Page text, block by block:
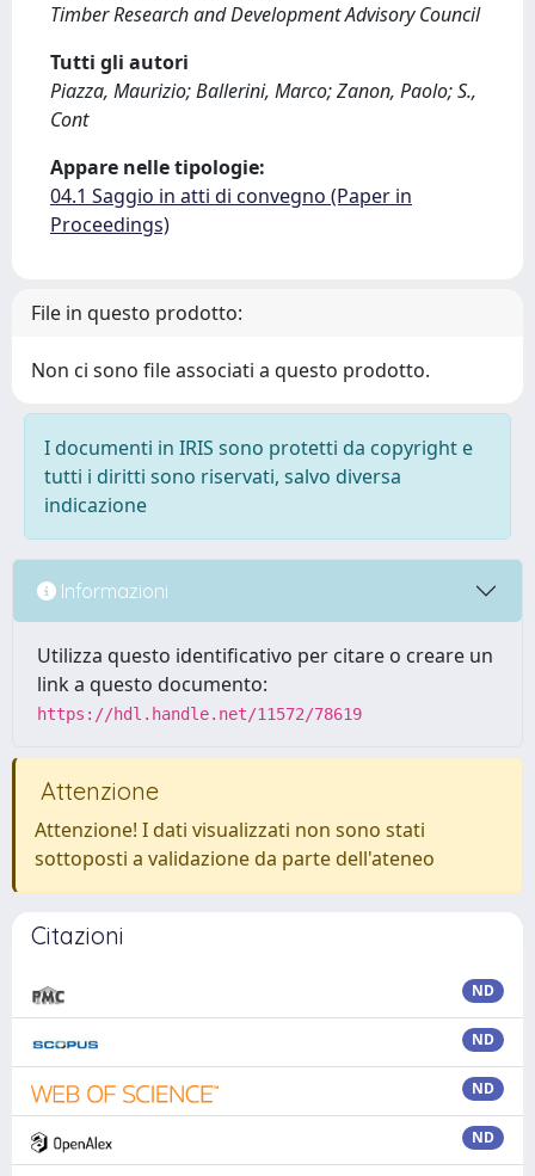
Timber Research and Development Advisory Council
Tutti gli autori
Piazza, Maurizio; Ballerini, Marco; Zanon, Paolo; S.,
Cont
Appare nelle tipologie:
04.1 Saggio in atti di convegno (Paper in
Proceedings)
File in questo prodotto:
Non ci sono file associati a questo prodotto.
I documenti in IRIS sono protetti da copyright e
tutti i diritti sono riservati, salvo diversa
indicazione
Informazioni
Utilizza questo identificativo per citare o creare un
link a questo documento:
https://hdl.handle.net/11572/78619
Attenzione
Attenzione! I dati visualizzati non sono stati
sottoposti a validazione da parte dell'ateneo
Citazioni
ND
ND
ND
ND